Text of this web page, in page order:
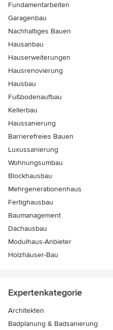
Fundamentarbeiten
Garagenbau
Nachhaltiges Bauen
Hausanbau
Hauserweiterungen
Hausrenovierung
Hausbau
Fußbodenaufbau
Kellerbau
Haussanierung
Barrierefreies Bauen
Luxussanierung
Wohnungsumbau
Blockhausbau
Mehrgenerationenhaus
Fertighausbau
Baumanagement
Dachausbau
Modulhaus-Anbieter
Holzhäuser-Bau
Expertenkategorie
Architekten
Badplanung & Badsanierung